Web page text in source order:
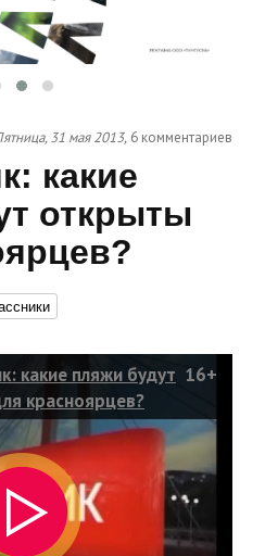
31 мая 2013, 6 комментариев
какие
открыты
какие пляжи будут
красноярцев?
16+